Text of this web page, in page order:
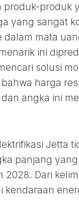
produk-produk
yang sangat
dalam mata
ini
solusi
harga
angka ini
Jetta
panjang
2028. Dari
kendaraan